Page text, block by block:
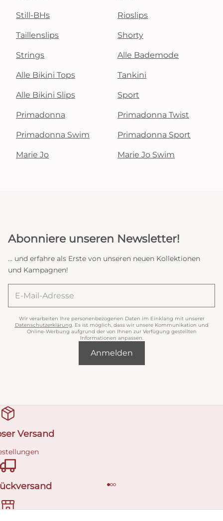
Still-BHs Rioslips
Taillenslips Shorty
Strings Alle Bademode
Alle Bikini Tops Tankini
Alle Bikini Slips Sport
Primadonna Primadonna Twist
Primadonna Swim Primadonna Sport
Marie Jo Marie Jo Swim
Abonniere unseren Newsletter!
... und erfahre als Erste von unseren neuen Kollektionen
und Kampagnen!
Wir verarbeiten Ihre personenbezogenen Daten im Einklang mit unserer
Datenschutzerklärung . Es ist möglich, dass wir unsere Kommunikation und
Online-Werbung aufgrund der von Ihnen zur Verfügung gestellten
Informationen anpassen.
Anmelden
Versand